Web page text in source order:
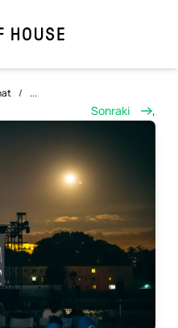
/ ...
Sonraki ,